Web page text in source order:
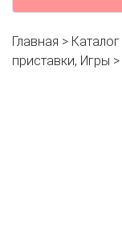
Главная > Каталог
приставки, Игры >